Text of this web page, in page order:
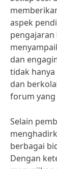
aspek
dan
tidak
dan
forum yang
Selain
berbagai
Dengan